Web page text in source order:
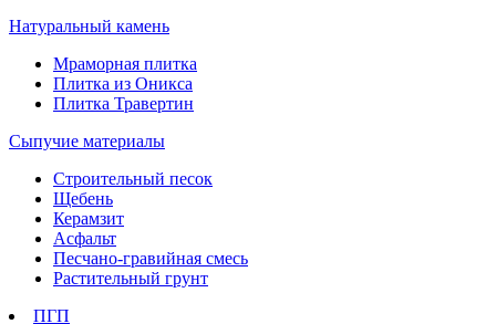
Натуральный камень
Мраморная плитка
Плитка из Оникса
Плитка Травертин
Сыпучие материалы
Строительный песок
Щебень
Керамзит
Асфальт
Песчано-гравийная смесь
Растительный грунт
ПГП